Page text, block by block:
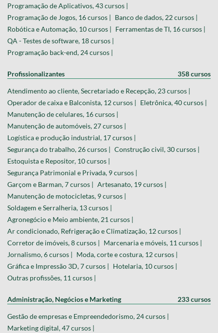
Programação de Aplicativos, 43 cursos |
Programação de Jogos, 16 cursos | Banco de dados, 22 cursos |
Robótica e Automação, 10 cursos | Ferramentas de TI, 16 cursos |
QA - Testes de software, 18 cursos |
Programação back-end, 24 cursos |
Profissionalizantes 358 cursos
Atendimento ao cliente, Secretariado e Recepção, 23 cursos |
Operador de caixa e Balconista, 12 cursos | Eletrônica, 40 cursos |
Manutenção de celulares, 16 cursos |
Manutenção de automóveis, 27 cursos |
Logística e produção industrial, 17 cursos |
Segurança do trabalho, 26 cursos | Construção civil, 30 cursos |
Estoquista e Repositor, 10 cursos |
Segurança Patrimonial e Privada, 9 cursos |
Garçom e Barman, 7 cursos | Artesanato, 19 cursos |
Manutenção de motocicletas, 9 cursos |
Soldagem e Serralheria, 13 cursos |
Agronegócio e Meio ambiente, 21 cursos |
Ar condicionado, Refrigeração e Climatização, 12 cursos |
Corretor de imóveis, 8 cursos | Marcenaria e móveis, 11 cursos |
Jornalismo, 6 cursos | Moda, corte e costura, 12 cursos |
Gráfica e Impressão 3D, 7 cursos | Hotelaria, 10 cursos |
Outras profissões, 11 cursos |
Administração, Negócios e Marketing 233 cursos
Gestão de empresas e Empreendedorismo, 24 cursos |
Marketing digital, 47 cursos |